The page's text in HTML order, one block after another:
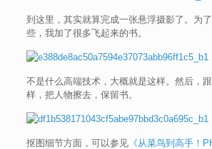
到这里，其实就算完成一张悬浮摄影了。为
些，我加了很多飞起来的书。
不是什么高端技术，大概就是这样。然后，
样，把人物擦去，保留书。
抠图细节方面，可以参见《从菜鸟到高手！